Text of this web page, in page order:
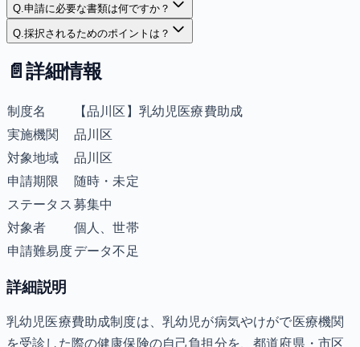
Q.申請に必要な書類は何ですか？
Q.採択されるためのポイントは？
📄 詳細情報
制度名
【品川区】乳幼児医療費助成
実施機関
品川区
対象地域
品川区
申請期限
随時・未定
ステータス 募集中
対象者
個人、世帯
申請難易度データ不足
詳細説明
乳幼児医療費助成制度は、乳幼児が病気やけがで医療機関
を受診した際の健康保険の自己負担分を、都道府県・市区